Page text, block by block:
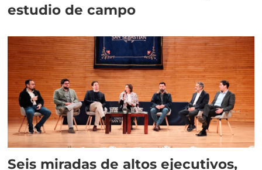
estudio de campo
Seis miradas de altos ejecutivos,